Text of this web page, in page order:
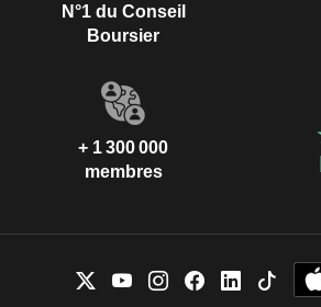
N°1 du Conseil
Boursier
+ 1 300 000
membres